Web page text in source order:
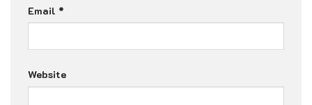
Email *
Website